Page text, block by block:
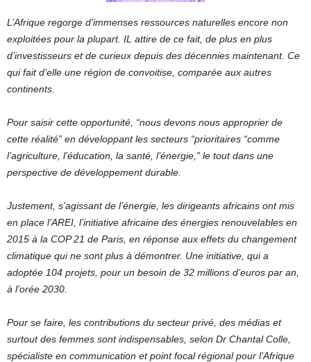
L’Afrique regorge d’immenses ressources naturelles encore non
exploitées pour la plupart. IL attire de ce fait, de plus en plus
d’investisseurs et de curieux depuis des décennies maintenant. Ce
qui fait d’elle une région de convoitise, comparée aux autres
continents.
Pour saisir cette opportunité, “nous devons nous approprier de
cette réalité” en développant les secteurs “prioritaires “comme
l’agriculture, l’éducation, la santé, l’énergie,” le tout dans une
perspective de développement durable.
Justement, s’agissant de l’énergie, les dirigeants africains ont mis
en place l’AREI, l’initiative africaine des énergies renouvelables en
2015 à la COP 21 de Paris, en réponse aux effets du changement
climatique qui ne sont plus à démontrer. Une initiative, qui a
adoptée 104 projets, pour un besoin de 32 millions d’euros par an,
à l’orée 2030.
Pour se faire, les contributions du secteur privé, des médias et
surtout des femmes sont indispensables, selon Dr Chantal Colle,
spécialiste en communication et point focal régional pour l’Afrique